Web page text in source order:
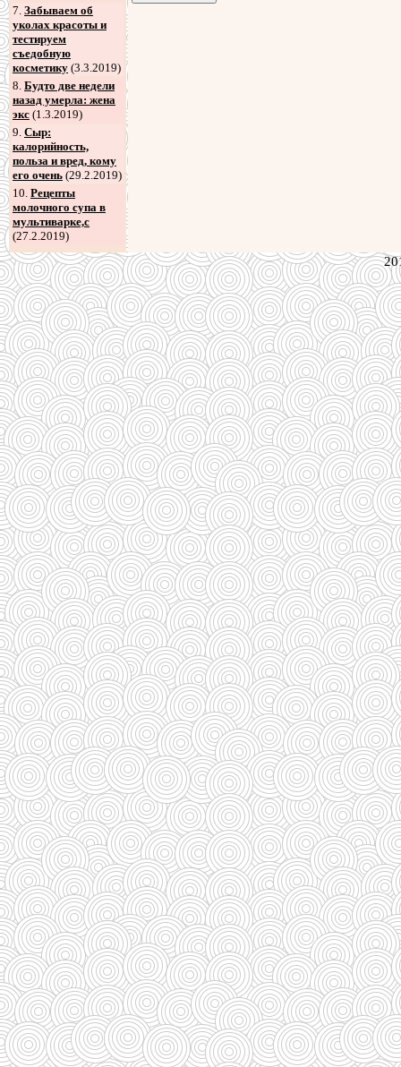
7. Забываем об
уколах красоты и
тестируем
съедобную
косметику (3.3.2019)
8. Будто две недели
назад умерла: жена
экс (1.3.2019)
9. Сыр:
калорийность,
польза и вред, кому
его очень (29.2.2019)
10. Рецепты
молочного супа в
мультиварке,с
(27.2.2019)